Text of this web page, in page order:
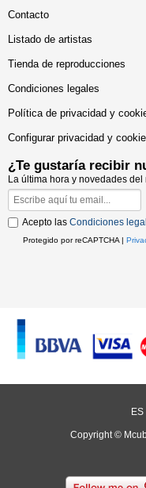
Contacto
Listado de artistas
Tienda de reproducciones
Condiciones legales
Política de privacidad y
Configurar privacidad y
¿Te gustaría recibir
La última hora y novedades
Acepto las Condiciones
Protegido por reCAPTCHA |
ES
Copyright ©